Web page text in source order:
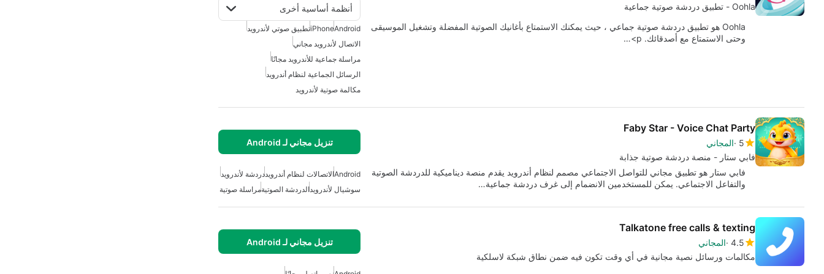
Oohla - تطبيق دردشة صوتية جماعية
أنظمة أساسية أخرى
Oohla هو تطبيق دردشة صوتية جماعي ، حيث يمكنك الاستمتاع بأغانيك الصوتية المفضلة وتشغيل الموسيقى
وحتى الاستمتاع مع أصدقائك. p>…
Android
iPhoneتطبيق صوتي لأندرويد
الاتصال لأندرويد مجاني
مراسلة جماعية للأندرويد مجانًا
الرسائل الجماعية لنظام أندرويد
مكالمة صوتية لأندرويد
Faby Star - Voice Chat Party
5 المجاني
فابي ستار - منصة دردشة صوتية جذابة
تنزيل مجاني لـ Android
فابي ستار هو تطبيق مجاني للتواصل الاجتماعي مصمم لنظام أندرويد يقدم منصة ديناميكية للدردشة الصوتية
والتفاعل الاجتماعي. يمكن للمستخدمين الانضمام إلى غرف دردشة جماعية…
Androidالاتصالات لنظام أندرويددردشة لأندرويد
سوشيال لأندرويدالدردشة الصوتيةمراسلة صوتية
Talkatone free calls & texting
4.5 المجاني
مكالمات ورسائل نصية مجانية في أي وقت تكون فيه ضمن نطاق شبكة لاسلكية
تنزيل مجاني لـ Android